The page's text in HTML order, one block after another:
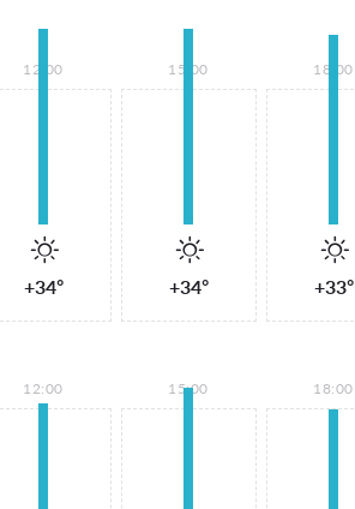
12:00
+34°
15:00
+34°
18:00
+33°
12:00 15:00 18:00